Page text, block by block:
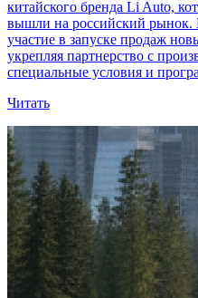
китайского бренда Li Auto,
вышли на российский рынок.
участие в запуске продаж
укрепляя партнерство с
специальные условия и
Читать